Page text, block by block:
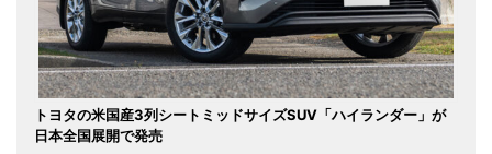
トヨタの米国産3列シートミッドサイズSUV「ハイランダー」が
日本全国展開で発売